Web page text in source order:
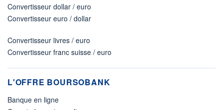
Convertisseur dollar / euro
Convertisseur euro / dollar
Convertisseur livres / euro
Convertisseur franc suisse / euro
L'OFFRE BOURSOBANK
Banque en ligne